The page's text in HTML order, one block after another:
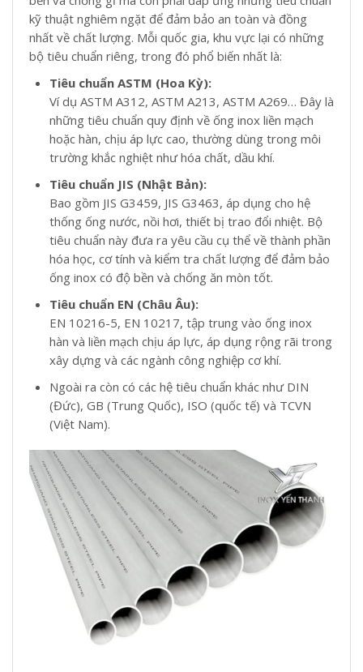
kỹ thuật nghiêm ngặt để đảm bảo an toàn và đồng
nhất về chất lượng. Mỗi quốc gia, khu vực lại có những
bộ tiêu chuẩn riêng, trong đó phổ biến nhất là:
Tiêu chuẩn ASTM (Hoa Kỳ):
Ví dụ ASTM A312, ASTM A213, ASTM A269… Đây là
những tiêu chuẩn quy định về ống inox liền mạch
hoặc hàn, chịu áp lực cao, thường dùng trong môi
trường khắc nghiệt như hóa chất, dầu khí.
Tiêu chuẩn JIS (Nhật Bản):
Bao gồm JIS G3459, JIS G3463, áp dụng cho hệ
thống ống nước, nồi hơi, thiết bị trao đổi nhiệt. Bộ
tiêu chuẩn này đưa ra yêu cầu cụ thể về thành phần
hóa học, cơ tính và kiểm tra chất lượng để đảm bảo
ống inox có độ bền và chống ăn mòn tốt.
Tiêu chuẩn EN (Châu Âu):
EN 10216-5, EN 10217, tập trung vào ống inox
hàn và liền mạch chịu áp lực, áp dụng rộng rãi trong
xây dựng và các ngành công nghiệp cơ khí.
Ngoài ra còn có các hệ tiêu chuẩn khác như DIN
(Đức), GB (Trung Quốc), ISO (quốc tế) và TCVN
(Việt Nam).